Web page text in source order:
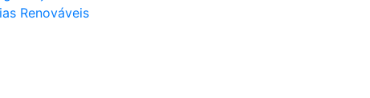
Renováveis